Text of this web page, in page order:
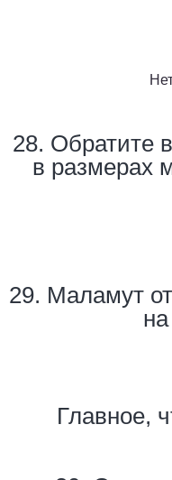
28. Обратите
в размерах
29. Маламут
Главное,